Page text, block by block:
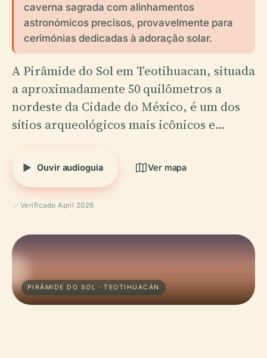
caverna sagrada com alinhamentos
astronómicos precisos, provavelmente para
cerimónias dedicadas à adoração solar.
A Pirâmide do Sol em Teotihuacan, situada
a aproximadamente 50 quilômetros a
nordeste da Cidade do México, é um dos
sítios arqueológicos mais icônicos e…
Ouvir audioguia Ver mapa
Verificado April 2026
PIRÂMIDE DO SOL · TEOTIHUACÁN